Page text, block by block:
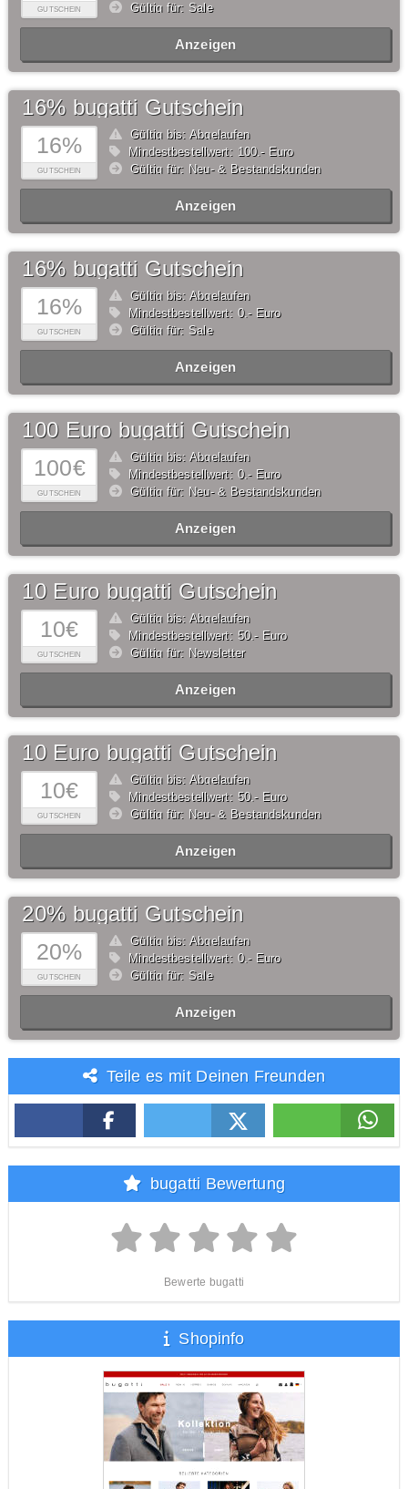
GUTSCHEIN Gültig für: Sale
Anzeigen
16%
GUTSCHEIN
16% bugatti Gutschein
Gültig bis: Abgelaufen
Mindestbestellwert: 100,- Euro
Gültig für: Neu- & Bestandskunden
Anzeigen
16%
GUTSCHEIN
16% bugatti Gutschein
Gültig bis: Abgelaufen
Mindestbestellwert: 0,- Euro
Gültig für: Sale
Anzeigen
100€
GUTSCHEIN
100 Euro bugatti Gutschein
Gültig bis: Abgelaufen
Mindestbestellwert: 0,- Euro
Gültig für: Neu- & Bestandskunden
Anzeigen
10€
GUTSCHEIN
10 Euro bugatti Gutschein
Gültig bis: Abgelaufen
Mindestbestellwert: 50,- Euro
Gültig für: Newsletter
Anzeigen
10€
GUTSCHEIN
10 Euro bugatti Gutschein
Gültig bis: Abgelaufen
Mindestbestellwert: 50,- Euro
Gültig für: Neu- & Bestandskunden
Anzeigen
20%
GUTSCHEIN
20% bugatti Gutschein
Gültig bis: Abgelaufen
Mindestbestellwert: 0,- Euro
Gültig für: Sale
Anzeigen
Teile es mit Deinen Freunden
bugatti Bewertung
Bewerte bugatti
Shopinfo